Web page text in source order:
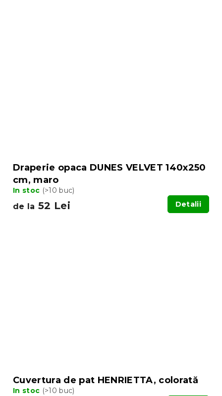
Draperie opaca DUNES VELVET 140x250
cm, maro
In stoc (>10 buc)
de la 52 Lei Detalii
Cuvertura de pat HENRIETTA, colorată
In stoc (>10 buc)